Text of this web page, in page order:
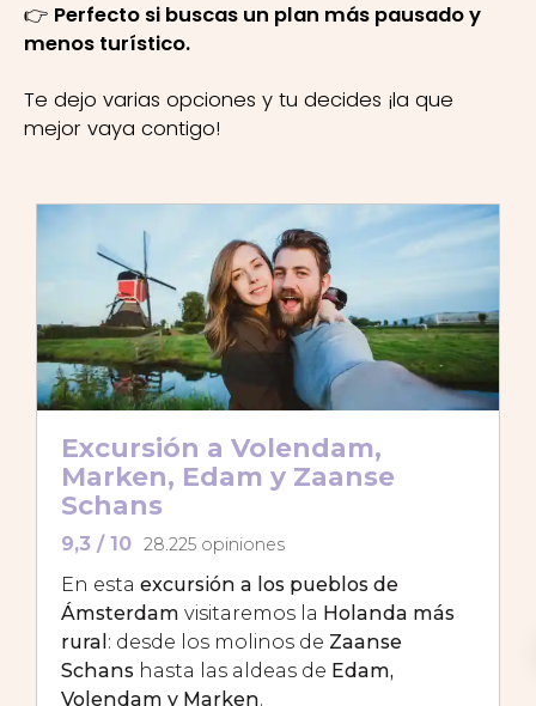
👉 Perfecto si buscas un plan más pausado y
menos turístico.
Te dejo varias opciones y tu decides ¡la que
mejor vaya contigo!